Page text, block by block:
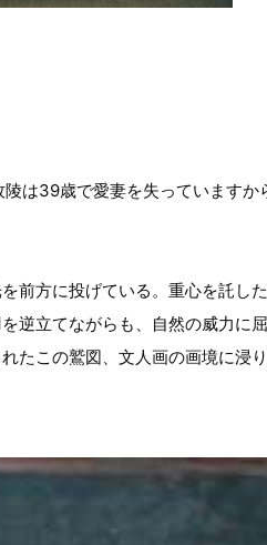
は39歳で愛妻を失っています
前方に投げている。重心を託し
立てながらも、自然の威力に
この鷲図、文人画の画境に浸